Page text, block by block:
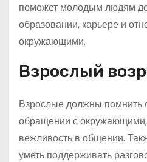
поможет молодым людям
образовании, карьере и
окружающими.
Взрослый
Взрослые должны помнить
обращении с
вежливость в общении.
уметь поддерживать